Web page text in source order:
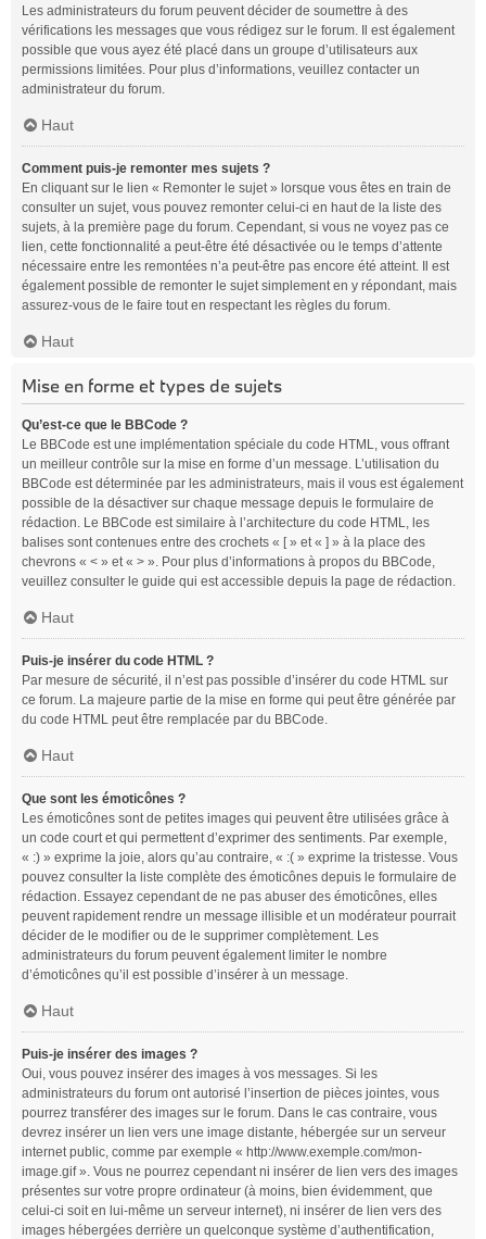
Les administrateurs du forum peuvent décider de soumettre à des
vérifications les messages que vous rédigez sur le forum. Il est également
possible que vous ayez été placé dans un groupe d’utilisateurs aux
permissions limitées. Pour plus d’informations, veuillez contacter un
administrateur du forum.
Haut
Comment puis-je remonter mes sujets ?
En cliquant sur le lien « Remonter le sujet » lorsque vous êtes en train de
consulter un sujet, vous pouvez remonter celui-ci en haut de la liste des
sujets, à la première page du forum. Cependant, si vous ne voyez pas ce
lien, cette fonctionnalité a peut-être été désactivée ou le temps d’attente
nécessaire entre les remontées n’a peut-être pas encore été atteint. Il est
également possible de remonter le sujet simplement en y répondant, mais
assurez-vous de le faire tout en respectant les règles du forum.
Haut
Mise en forme et types de sujets
Qu’est-ce que le BBCode ?
Le BBCode est une implémentation spéciale du code HTML, vous offrant
un meilleur contrôle sur la mise en forme d’un message. L’utilisation du
BBCode est déterminée par les administrateurs, mais il vous est également
possible de la désactiver sur chaque message depuis le formulaire de
rédaction. Le BBCode est similaire à l’architecture du code HTML, les
balises sont contenues entre des crochets « [ » et « ] » à la place des
chevrons « < » et « > ». Pour plus d’informations à propos du BBCode,
veuillez consulter le guide qui est accessible depuis la page de rédaction.
Haut
Puis-je insérer du code HTML ?
Par mesure de sécurité, il n’est pas possible d’insérer du code HTML sur
ce forum. La majeure partie de la mise en forme qui peut être générée par
du code HTML peut être remplacée par du BBCode.
Haut
Que sont les émoticônes ?
Les émoticônes sont de petites images qui peuvent être utilisées grâce à
un code court et qui permettent d’exprimer des sentiments. Par exemple,
« :) » exprime la joie, alors qu’au contraire, « :( » exprime la tristesse. Vous
pouvez consulter la liste complète des émoticônes depuis le formulaire de
rédaction. Essayez cependant de ne pas abuser des émoticônes, elles
peuvent rapidement rendre un message illisible et un modérateur pourrait
décider de le modifier ou de le supprimer complètement. Les
administrateurs du forum peuvent également limiter le nombre
d’émoticônes qu’il est possible d’insérer à un message.
Haut
Puis-je insérer des images ?
Oui, vous pouvez insérer des images à vos messages. Si les
administrateurs du forum ont autorisé l’insertion de pièces jointes, vous
pourrez transférer des images sur le forum. Dans le cas contraire, vous
devrez insérer un lien vers une image distante, hébergée sur un serveur
internet public, comme par exemple « http://www.exemple.com/mon-
image.gif ». Vous ne pourrez cependant ni insérer de lien vers des images
présentes sur votre propre ordinateur (à moins, bien évidemment, que
celui-ci soit en lui-même un serveur internet), ni insérer de lien vers des
images hébergées derrière un quelconque système d’authentification,